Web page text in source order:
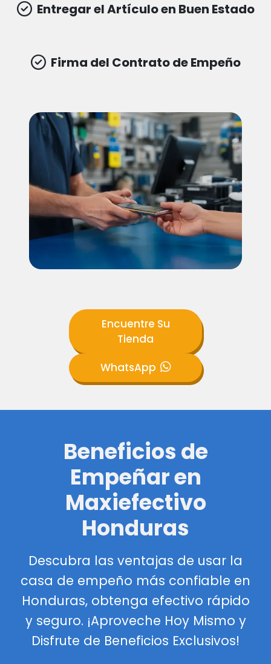
Entregar el Artículo en Buen Estado
Firma del Contrato de Empeño
Encuentre Su
Tienda
WhatsApp
Beneficios de
Empeñar en
Maxiefectivo
Honduras
Descubra las ventajas de usar la
casa de empeño más confiable en
Honduras, obtenga efectivo rápido
y seguro. ¡Aproveche Hoy Mismo y
Disfrute de Beneficios Exclusivos!